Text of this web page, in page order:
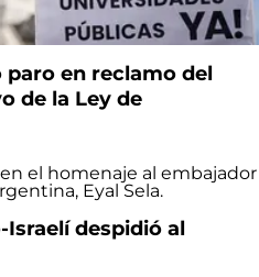
paro en reclamo del
de la Ley de
despidió al